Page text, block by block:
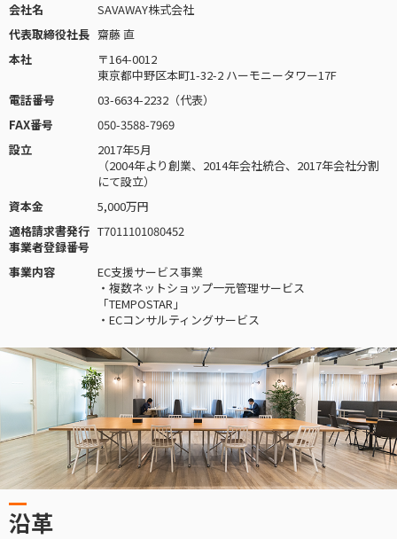
会社名
SAVAWAY株式会社
代表取締役社長 齋藤 直
本社
〒164-0012
東京都中野区本町1-32-2 ハーモニータワー17F
電話番号
03-6634-2232（代表）
FAX番号
050-3588-7969
設立
2017年5月
（2004年より創業、2014年会社統合、2017年会社分割
にて設立）
資本金
5,000万円
適格請求書発行
事業者登録番号
T7011101080452
事業内容
EC支援サービス事業
・複数ネットショップ一元管理サービス
「TEMPOSTAR」
・ECコンサルティングサービス
沿革